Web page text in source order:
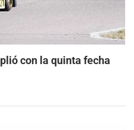
con la quinta fecha